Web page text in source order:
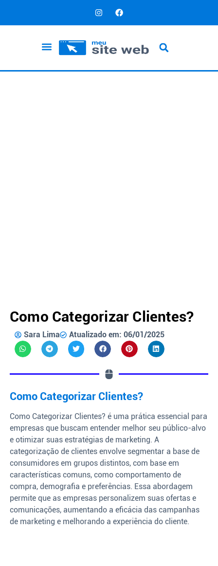
Como Categorizar Clientes?
Sara Lima Atualizado em: 06/01/2025
Como Categorizar Clientes?
Como Categorizar Clientes? é uma prática essencial para
empresas que buscam entender melhor seu público-alvo
e otimizar suas estratégias de marketing. A
categorização de clientes envolve segmentar a base de
consumidores em grupos distintos, com base em
características comuns, como comportamento de
compra, demografia e preferências. Essa abordagem
permite que as empresas personalizem suas ofertas e
comunicações, aumentando a eficácia das campanhas
de marketing e melhorando a experiência do cliente.